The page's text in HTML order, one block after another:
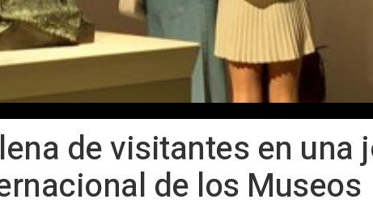
de visitantes en una
de los Museos